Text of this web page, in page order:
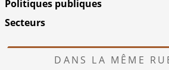
Politiques publiques
Secteurs
DANS LA MÊME